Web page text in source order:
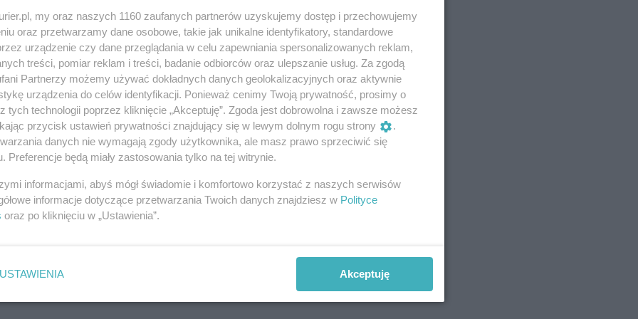
zleci dodatkowe badanie materiału, w celu
- dodaje Hanna Pieczynska. - Dodatkowo,
o ustosunkowanie się do przedstawionych
e-wydaniu z 20 maja 2016 r.
REKLAMA
my oraz naszych 1160 zaufanych partnerów uzyskujemy dostęp i przechowujemy
oraz przetwarzamy dane osobowe, takie jak unikalne identyfikatory, standardowe
urządzenie czy dane przeglądania w celu zapewniania spersonalizowanych reklam,
treści, pomiar reklam i treści, badanie odbiorców oraz ulepszanie usług. Za zgodą
Partnerzy możemy używać dokładnych danych geolokalizacyjnych oraz aktywnie
urządzenia do celów identyfikacji. Ponieważ cenimy Twoją prywatność, prosimy o
tych technologii poprzez kliknięcie „Akceptuję”. Zgoda jest dobrowolna i zawsze możesz
przycisk ustawień prywatności znajdujący się w lewym dolnym rogu strony
.
danych nie wymagają zgody użytkownika, ale masz prawo sprzeciwić się
Preferencje będą miały zastosowania tylko na tej witrynie.
informacjami, abyś mógł świadomie i komfortowo korzystać z naszych serwisów
informacje dotyczące przetwarzania Twoich danych znajdziesz w Polityce
oraz po kliknięciu w „Ustawienia”.
USTAWIENIA Akceptuję